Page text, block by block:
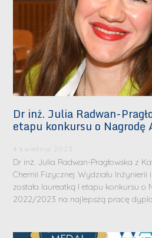
Dr inż. Julia Radwan-
etapu konkursu o Nagrodę
4 kwietnia 2023
Dr inż. Julia Radwan-Pragłowska z
Chemii Fizycznej Wydziału Inżynierii
została laureatką I etapu konkursu o
2022/2023 na najlepszą pracę